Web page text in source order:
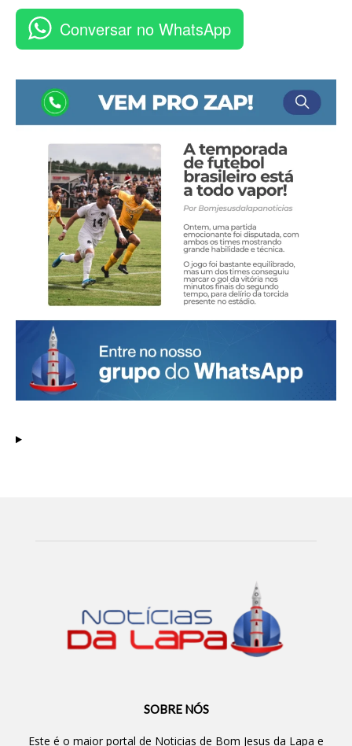
Conversar no WhatsApp
SOBRE NÓS
Este é o maior portal de Noticias de Bom Jesus da Lapa e